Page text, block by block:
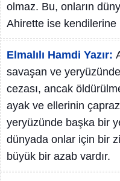
olmaz. Bu, onların
Ahirette ise kendilerine
Elmalılı Hamdi Yazır:
savaşan ve
cezası, ancak
ayak ve ellerinin
yeryüzünde başka bir
dünyada onlar için bir
büyük bir azab vardır.